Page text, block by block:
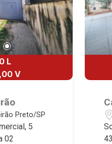
L
V
Preto/SP
5
02